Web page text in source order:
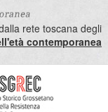
rete toscana degli
contemporanea